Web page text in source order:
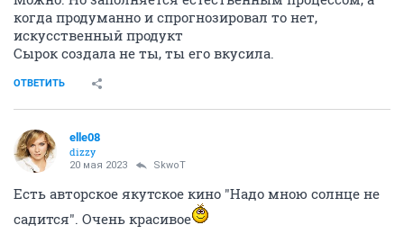
когда продуманно и спрогнозировал то нет,
искусственный продукт
Сырок создала не ты, ты его вкусила.
ОТВЕТИТЬ
elle08
dizzy
20 мая 2023 SkwоT
Есть авторское якутское кино "Надо мною солнце не
садится". Очень красивое